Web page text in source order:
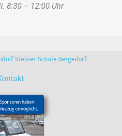
8:30 – 12:00 Uhr
Steiner-Schule Bergedorf